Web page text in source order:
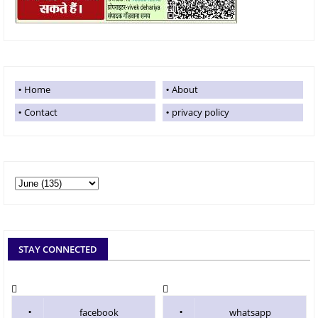
Home
About
Contact
privacy policy
STAY CONNECTED
facebook whatsapp